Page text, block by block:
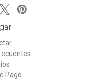
Pago